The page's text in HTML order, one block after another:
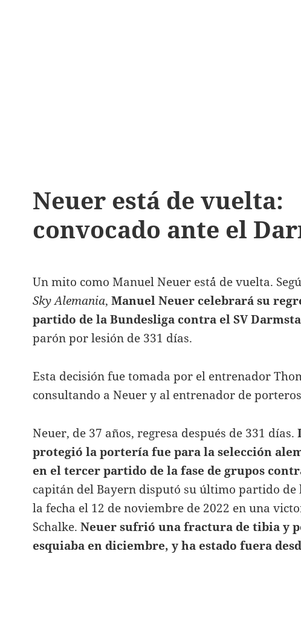
Neuer está de vuelta:
convocado ante el
Un mito como Manuel Neuer est´á de vuelta.
Sky Alemania,Manuel Neuer celebrará su
partido de la Bundesliga contra el SV
parón por lesión de 331 días.
Esta decisión fue tomada por el entrenador
consultando a Neuer y al entrenador de
Neuer, de 37 años, regresa después de 331 días.
protegió la portería fue para la selección
en el tercer partido de la fase de grupos
capitán del Bayern disputó su último partido de
la fecha el 12 de noviembre de 2022 en una
Schalke.Neuer sufrió una fractura de tibia y
esquiaba en diciembre, y ha estado fuera